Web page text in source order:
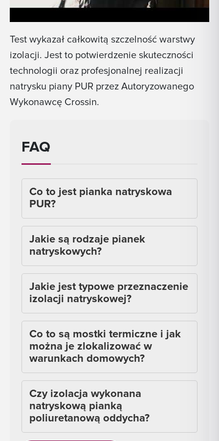
Test wykazał całkowitą szczelność warstwy
izolacji. Jest to potwierdzenie skuteczności
technologii oraz profesjonalnej realizacji
natrysku piany PUR przez Autoryzowanego
Wykonawcę Crossin.
FAQ
Co to jest pianka natryskowa
PUR?
Jakie są rodzaje pianek
natryskowych?
Jakie jest typowe przeznaczenie
izolacji natryskowej?
Co to są mostki termiczne i jak
można je zlokalizować w
warunkach domowych?
Czy izolacja wykonana
natryskową pianką
poliuretanową oddycha?